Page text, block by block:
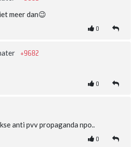
meer dan😉
0
+9682
0
anti pvv propaganda npo..
0